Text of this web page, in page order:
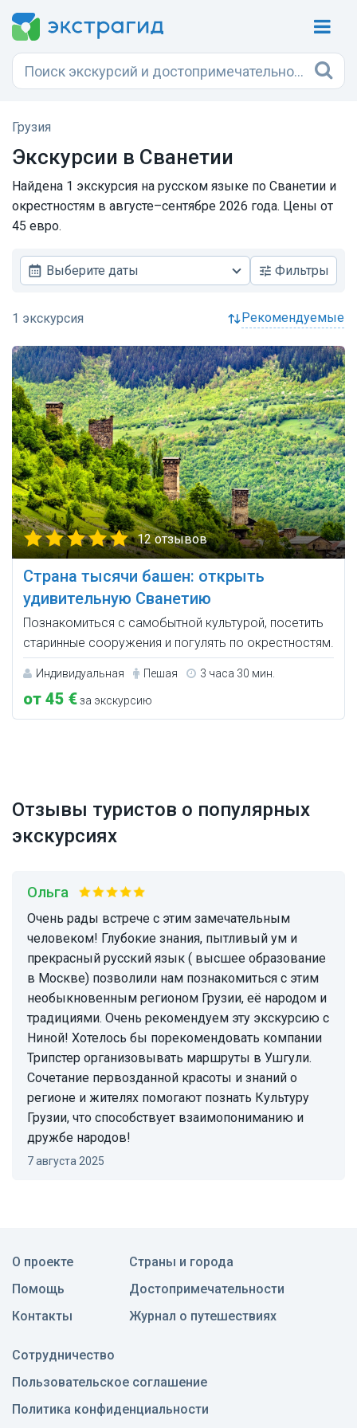
Грузия
Экскурсии в Сванетии
Найдена 1 экскурсия на русском языке по Сванетии и
окрестностям в августе–сентябре 2026 года. Цены от
45 евро.
Выберите даты Фильтры
рекомендуемые
12 отзывов
Страна тысячи башен: открыть
удивительную Сванетию
Познакомиться с самобытной культурой, посетить
старинные сооружения и погулять по окрестностям.
Индивидуальная Пешая 3 часа 30 мин.
от 45 €за экскурсию
Отзывы туристов о популярных
экскурсиях
Ольга
Очень рады встрече с этим замечательным
человеком! Глубокие знания, пытливый ум и
прекрасный русский язык ( высшее образование
в Москве) позволили нам познакомиться с этим
необыкновенным регионом Грузии, её народом и
традициями. Очень рекомендуем эту экскурсию с
Ниной! Хотелось бы порекомендовать компании
Трипстер организовывать маршруты в Ушгули.
Сочетание первозданной красоты и знаний о
регионе и жителях помогают познать Культуру
Грузии, что способствует взаимопониманию и
дружбе народов!
7 августа 2025
О проекте
Помощь
Контакты
Страны и города
Достопримечательности
Журнал о путешествиях
Сотрудничество
Пользовательское соглашение
Политика конфиденциальности